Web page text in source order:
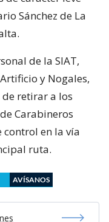
Sánchez de La
de la SIAT,
y Nogales,
retirar a los
Carabineros
en la vía
ruta.
AVÍSANOS